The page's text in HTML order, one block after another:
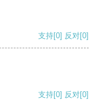
支持[0] 反对[0]
支持[0] 反对[0]